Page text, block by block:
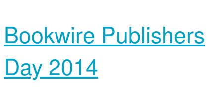
Bookwire Publishers
Day 2014